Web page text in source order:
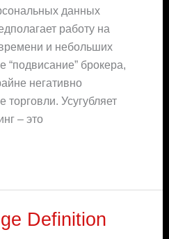
данных
работу на
и небольших
“подвисание” брокера,
негативно
торговли. Усугубляет
– это
Definition